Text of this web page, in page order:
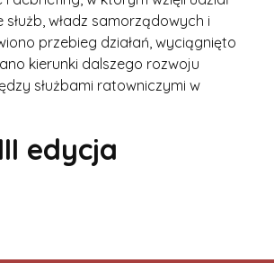
władz samorządowych i
przebieg działań, wyciągnięto
kierunki dalszego rozwoju
służbami ratowniczymi w
edycja